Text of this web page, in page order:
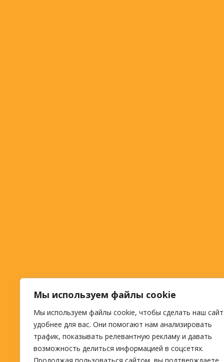
Мы используем файлы cookie
Мы используем файлы cookie, чтобы сделать наш сайт
удобнее для вас. Они помогают нам анализировать
трафик, показывать релевантную рекламу и давать
возможность делиться информацией в соцсетях.